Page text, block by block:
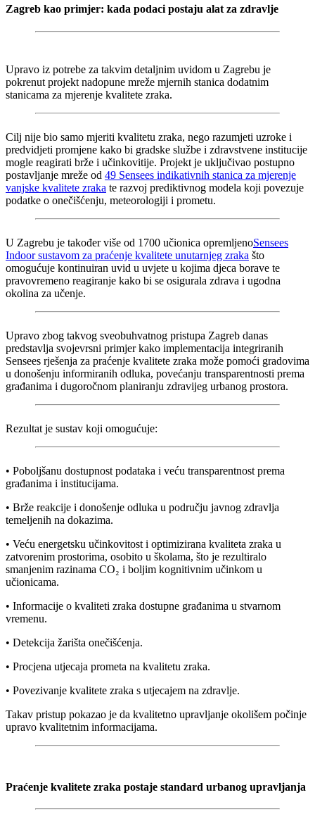
Zagreb kao primjer: kada podaci postaju alat za zdravlje
Upravo iz potrebe za takvim detaljnim uvidom u Zagrebu je
pokrenut projekt nadopune mreže mjernih stanica dodatnim
stanicama za mjerenje kvalitete zraka.
Cilj nije bio samo mjeriti kvalitetu zraka, nego razumjeti uzroke i
predvidjeti promjene kako bi gradske službe i zdravstvene institucije
mogle reagirati brže i učinkovitije. Projekt je uključivao postupno
postavljanje mreže od 49 Sensees indikativnih stanica za mjerenje
vanjske kvalitete zraka te razvoj prediktivnog modela koji povezuje
podatke o onečišćenju, meteorologiji i prometu.
U Zagrebu je također više od 1700 učionica opremljenoSensees
Indoor sustavom za praćenje kvalitete unutarnjeg zraka što
omogućuje kontinuiran uvid u uvjete u kojima djeca borave te
pravovremeno reagiranje kako bi se osigurala zdrava i ugodna
okolina za učenje.
Upravo zbog takvog sveobuhvatnog pristupa Zagreb danas
predstavlja svojevrsni primjer kako implementacija integriranih
Sensees rješenja za praćenje kvalitete zraka može pomoći gradovima
u donošenju informiranih odluka, povećanju transparentnosti prema
građanima i dugoročnom planiranju zdravijeg urbanog prostora.
Rezultat je sustav koji omogućuje:
• Poboljšanu dostupnost podataka i veću transparentnost prema
građanima i institucijama.
• Brže reakcije i donošenje odluka u području javnog zdravlja
temeljenih na dokazima.
• Veću energetsku učinkovitost i optimizirana kvaliteta zraka u
zatvorenim prostorima, osobito u školama, što je rezultiralo
smanjenim razinama CO₂ i boljim kognitivnim učinkom u
učionicama.
• Informacije o kvaliteti zraka dostupne građanima u stvarnom
vremenu.
• Detekcija žarišta onečišćenja.
• Procjena utjecaja prometa na kvalitetu zraka.
• Povezivanje kvalitete zraka s utjecajem na zdravlje.
Takav pristup pokazao je da kvalitetno upravljanje okolišem počinje
upravo kvalitetnim informacijama.
Praćenje kvalitete zraka postaje standard urbanog upravljanja